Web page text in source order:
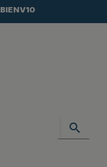
BIENV10
search